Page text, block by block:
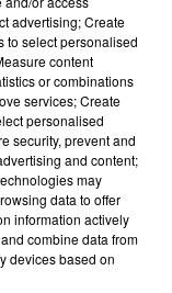
Cambon.
1958 à nos jours,
pointe les échecs
circulation des
et aux
advertising; Create
to select personalised
content
or combinations
services; Create
personalised
security, prevent and
and content;
may
data to offer
information actively
combine data from
devices based on